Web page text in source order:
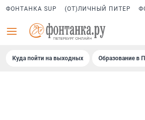
ФОНТАНКА SUP (ОТ)ЛИЧНЫЙ ПИТЕР
Куда пойти на выходных Образование в